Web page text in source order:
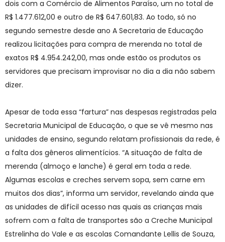
dois com a Comércio de Alimentos Paraíso, um no total de
R$ 1.477.612,00 e outro de R$ 647.601,83. Ao todo, só no
segundo semestre desde ano A Secretaria de Educação
realizou licitações para compra de merenda no total de
exatos R$ 4.954.242,00, mas onde estão os produtos os
servidores que precisam improvisar no dia a dia não sabem
dizer.
Apesar de toda essa “fartura” nas despesas registradas pela
Secretaria Municipal de Educação, o que se vê mesmo nas
unidades de ensino, segundo relatam profissionais da rede, é
a falta dos gêneros alimentícios. “A situação de falta de
merenda (almoço e lanche) é geral em toda a rede.
Algumas escolas e creches servem sopa, sem carne em
muitos dos dias”, informa um servidor, revelando ainda que
as unidades de difícil acesso nas quais as crianças mais
sofrem com a falta de transportes são a Creche Municipal
Estrelinha do Vale e as escolas Comandante Lellis de Souza,